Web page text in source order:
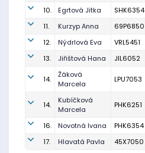
10. Egrtová Jitka SHK6354
11.
Kurzyp Anna 69P6850
12.
Nýdrlová Eva VRL5451
13.
Jiřištová Hana JIL6052
14.
Žáková
Marcela
LPU7053
14.
Kubíčková
Marcela
PHK6251
16. Novotná Ivana PHK6354
17.
Hlavatá Pavla 45X7050